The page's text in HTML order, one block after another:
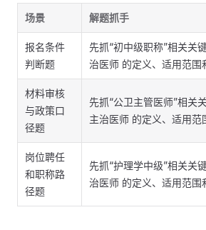
场景 解题抓手
报名条件
判断题
先抓“初中级职称”相关关
治医师 的定义、适用范围
材料审核
与政策口
径题
先抓“公卫主管医师”相关
主治医师 的定义、适用范
岗位聘任
和职称路
径题
先抓“护理学中级”相关关
治医师 的定义、适用范围